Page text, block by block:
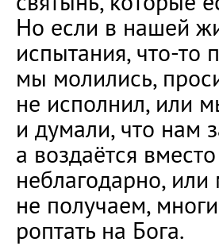
Но если в нашей
испытания, что-то
мы молились,
не исполнил, или
и думали, что нам
а воздаётся
неблагодарно,
не получаем,
роптать на Бога.